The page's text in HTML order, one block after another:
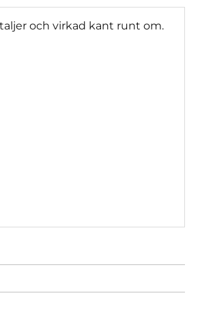
och virkad kant runt om.